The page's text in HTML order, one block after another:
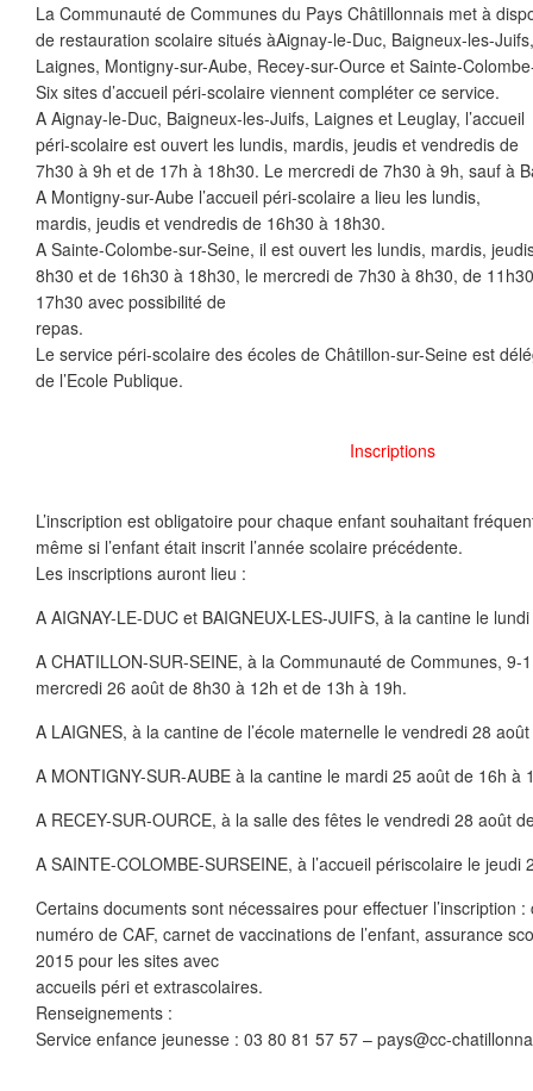
La Communauté de Communes du Pays Châtillonnais met à
de restauration scolaire situés àAignay-le-Duc, Baigneux-les-
Laignes, Montigny-sur-Aube, Recey-sur-Ource et Sainte-
Six sites d’accueil péri-scolaire viennent compléter ce service.
A Aignay-le-Duc, Baigneux-les-Juifs, Laignes et Leuglay, l’accueil
péri-scolaire est ouvert les lundis, mardis, jeudis et vendredis de
7h30 à 9h et de 17h à 18h30. Le mercredi de 7h30 à 9h, sauf à
A Montigny-sur-Aube l’accueil péri-scolaire a lieu les lundis,
mardis, jeudis et vendredis de 16h30 à 18h30.
A Sainte-Colombe-sur-Seine, il est ouvert les lundis, mardis,
8h30 et de 16h30 à 18h30, le mercredi de 7h30 à 8h30, de
17h30 avec possibilité de
repas.
Le service péri-scolaire des écoles de Châtillon-sur-Seine est
de l’Ecole Publique.
Inscriptions
L’inscription est obligatoire pour chaque enfant souhaitant
même si l’enfant était inscrit l’année scolaire précédente.
Les inscriptions auront lieu :
A AIGNAY-LE-DUC et BAIGNEUX-LES-JUIFS, à la cantine le
A CHATILLON-SUR-SEINE, à la Communauté de Communes,
mercredi 26 août de 8h30 à 12h et de 13h à 19h.
A LAIGNES, à la cantine de l’école maternelle le vendredi 28
A MONTIGNY-SUR-AUBE à la cantine le mardi 25 août de 16h à
A RECEY-SUR-OURCE, à la salle des fêtes le vendredi 28 août
A SAINTE-COLOMBE-SURSEINE, à l’accueil périscolaire le
Certains documents sont nécessaires pour effectuer l’inscription
numéro de CAF, carnet de vaccinations de l’enfant, assurance
2015 pour les sites avec
accueils péri et extrascolaires.
Renseignements :
Service enfance jeunesse : 03 80 81 57 57 – pays@cc-